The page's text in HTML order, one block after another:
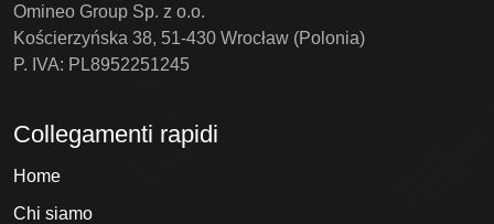
Omineo Group Sp. z o.o.
Kościerzyńska 38, 51-430 Wrocław (Polonia)
P. IVA: PL8952251245
Collegamenti rapidi
Home
Chi siamo